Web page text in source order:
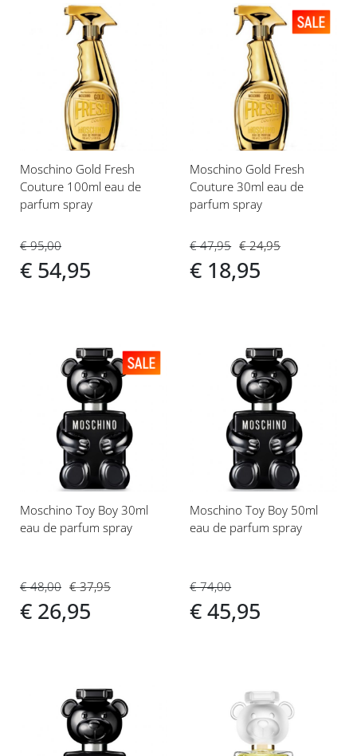
Voeg
verlanglijst
Moschino Gold Fresh
Couture 100ml eau de
parfum spray
€ 95,00
€ 54,95
Voeg
verlanglijst
Moschino Gold Fresh
Couture 30ml eau de
parfum spray
€ 47,95
€ 18,95
€ 24,95
Voeg
verlanglijst
Moschino Toy Boy 30ml
eau de parfum spray
€ 48,00
€ 26,95
€ 37,95
Voeg
verlanglijst
Moschino Toy Boy 50ml
eau de parfum spray
€ 74,00
€ 45,95
Voeg
Voeg